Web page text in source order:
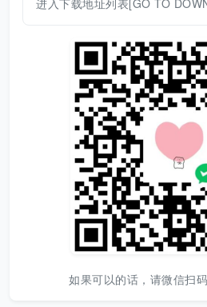
进入下载地址列表[GO TO
如果可以的话，请微信扫